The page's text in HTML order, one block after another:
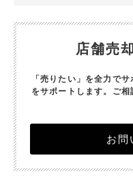
店舗売
「売りたい」を全力で
をサポートします。 ご相
お問